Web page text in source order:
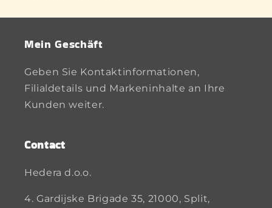
Mein Geschäft
Geben Sie Kontaktinformationen,
Filialdetails und Markeninhalte an Ihre
Kunden weiter.
Contact
Hedera d.o.o.
4. Gardijske Brigade 35, 21000, Split,